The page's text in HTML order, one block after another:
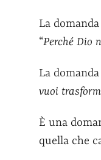
La
“Perché Dio
La
vuoi
È una
quella che